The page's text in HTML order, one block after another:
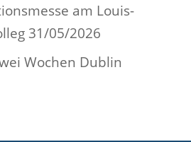
am Louis-
31/05/2026
Wochen Dublin